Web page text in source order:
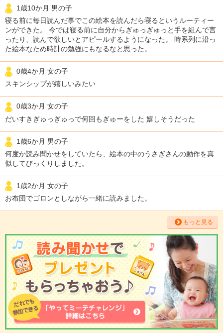
1歳10か月 男の子
寝る前に毎日読んだ事でこの絵本を読んだら寝るというルーティー
ンができた。 今では寝る前に自分からぎゅっぎゅっと手を組んで言
ったり、読んで欲しいとアピールするようになった。 時系列に沿っ
た絵本なため時計の勉強にもなるなと思った。
0歳4か月 女の子
スキンシップが嬉しいみたい
0歳3か月 女の子
だいすきぎゅっぎゅっで何回もぎゅーをした 嬉しそうだった
1歳6か月 男の子
何度か読み聞かせをしていたら、絵本の中のうさぎさんの動作を真
似してびっくりしました。
1歳2か月 女の子
お布団でゴロンとしながら一緒に読みました。
もっと見る